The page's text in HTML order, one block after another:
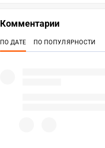
Комментарии
ПО ДАТЕ ПО ПОПУЛЯРНОСТИ